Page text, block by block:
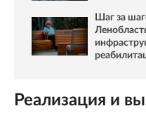
Шаг за
Реализация и